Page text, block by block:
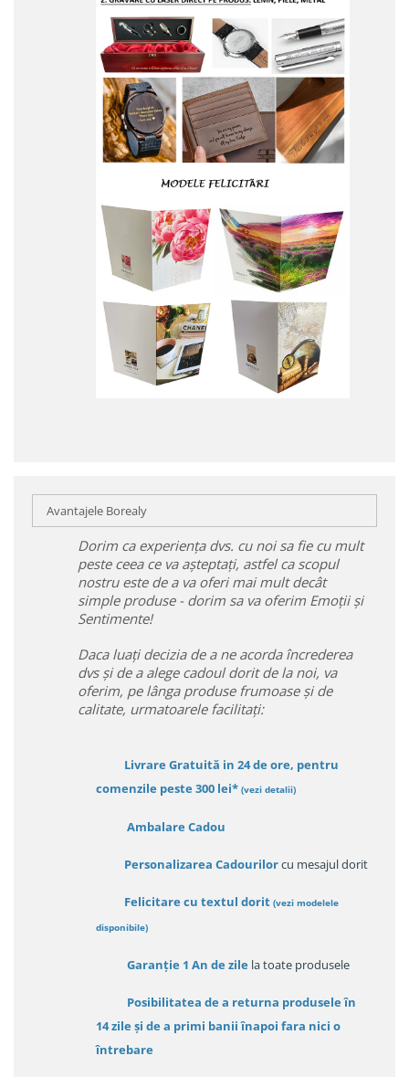
Avantajele Borealy
Dorim ca experiența dvs. cu noi sa fie cu mult
peste ceea ce va așteptați, astfel ca scopul
nostru este de a va oferi mai mult decât
simple produse - dorim sa va oferim Emoții și
Sentimente!
Daca luați decizia de a ne acorda încrederea
dvs și de a alege cadoul dorit de la noi, va
oferim, pe lânga produse frumoase și de
calitate, urmatoarele facilitați:
Livrare Gratuită in 24 de ore, pentru
comenzile peste 300 lei* (vezi detalii)
Ambalare Cadou
Personalizarea Cadourilorcu mesajul dorit
Felicitare cu textul dorit (vezi modelele
disponibile)
Garanție 1 An de zile la toate produsele
Posibilitatea de a returna produsele în
14 zileși de a primi banii înapoi fara nici o
întrebare